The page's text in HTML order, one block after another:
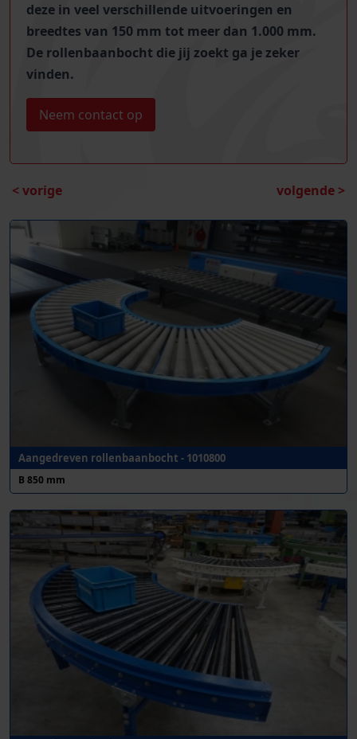
deze in veel verschillende uitvoeringen en
breedtes van 150 mm tot meer dan 1.000 mm.
De rollenbaanbocht die jij zoekt ga je zeker
vinden.
Neem contact op
< vorige volgende >
Aangedreven rollenbaanbocht - 1010800
B 850 mm